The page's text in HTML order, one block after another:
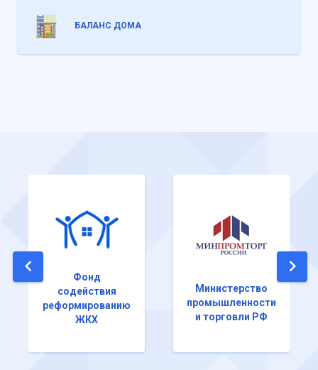
БАЛАНС ДОМА
Фонд
содействия
реформированию
ЖКХ
Министерство
промышленности
и торговли РФ